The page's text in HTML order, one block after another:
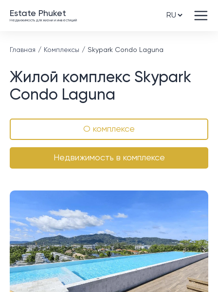
Estate Phuket
Недвижимость для жизни и инвестиций
Главная Комплексы Skypark Condo Laguna
Жилой комплекс Skypark
Condo Laguna
О комплексе
Недвижимость в комплексе